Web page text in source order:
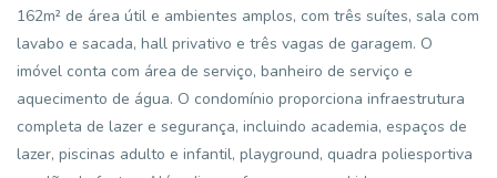
162m² de área útil e ambientes amplos, com três suítes, sala com
lavabo e sacada, hall privativo e três vagas de garagem. O
imóvel conta com área de serviço, banheiro de serviço e
aquecimento de água. O condomínio proporciona infraestrutura
completa de lazer e segurança, incluindo academia, espaços de
lazer, piscinas adulto e infantil, playground, quadra poliesportiva